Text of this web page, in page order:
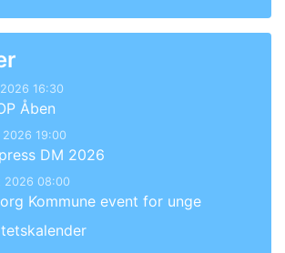
16:30
Åben
2026 19:00
DM 2026
2026 08:00
Kommune event for unge